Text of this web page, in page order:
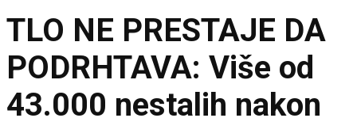
TLO NE PRESTAJE DA
PODRHTAVA: Više od
43.000 nestalih nakon